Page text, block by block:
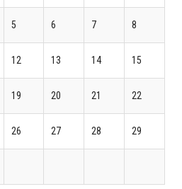
5 6 7 8
12 13 14 15
19 20 21 22
26 27 28 29